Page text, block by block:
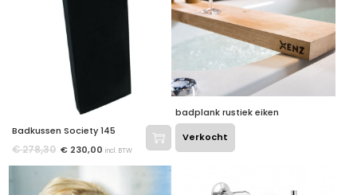
Badkussen Society 145
€278,30 € 230,00 incl. BTW
badplank rustiek eiken
Verkocht